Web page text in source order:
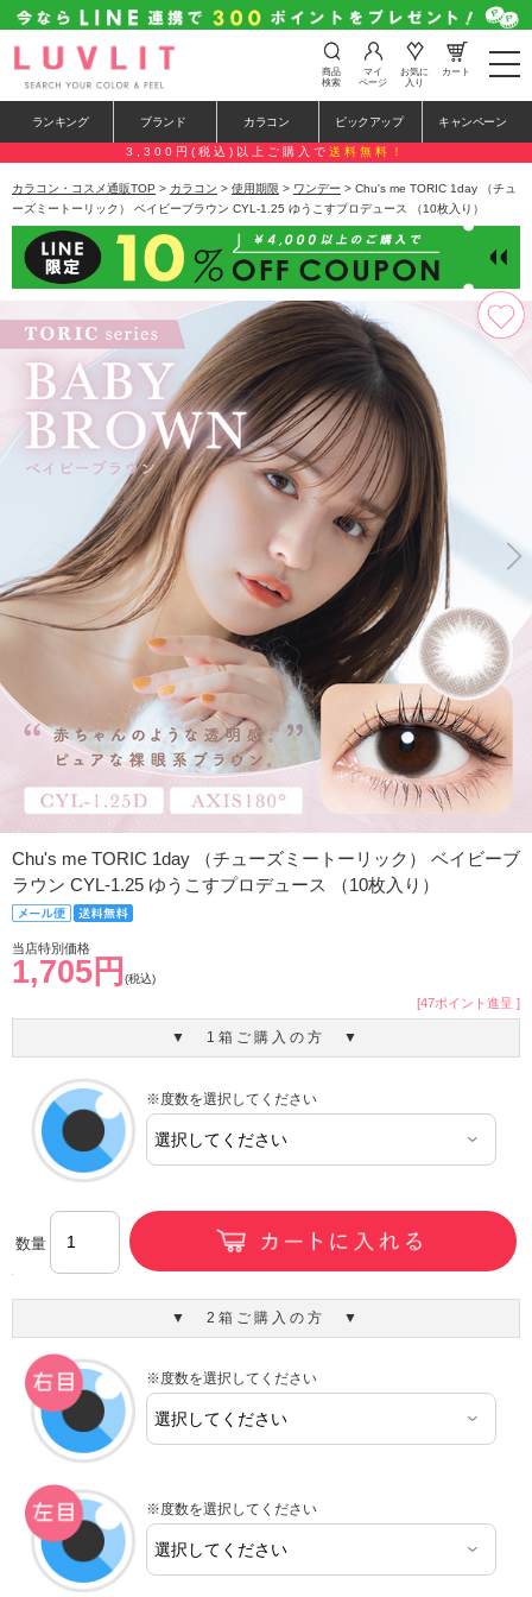
t
o
e
n
a
a
i
o
n
商品
検索
マイ
ページ
お気に
入り
カート
ランキング ブランド カラコン ピックアップ キャンペーン
3,300円(税込)以上ご購入で 送料無料！
カラコン・コスメ通販TOP > カラコン > 使用期限 > ワンデー > Chu's me TORIC 1day （チュ
ーズミートーリック） ベイビーブラウン CYL-1.25 ゆうこすプロデュース （10枚入り）
Chu's me TORIC 1day （チューズミートーリック） ベイビーブ
ラウン CYL-1.25 ゆうこすプロデュース （10枚入り）
当店特別価格
1,705円 (税込)
[47ポイント進呈 ]
▼ 1箱ご購入の方 ▼
※度数を選択してください
数量
▼ 2箱ご購入の方 ▼
※度数を選択してください
※度数を選択してください